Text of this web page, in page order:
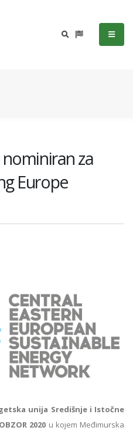
nominiran za
Europe
unija Središnje i Istočne
2020 u kojem Međimurska